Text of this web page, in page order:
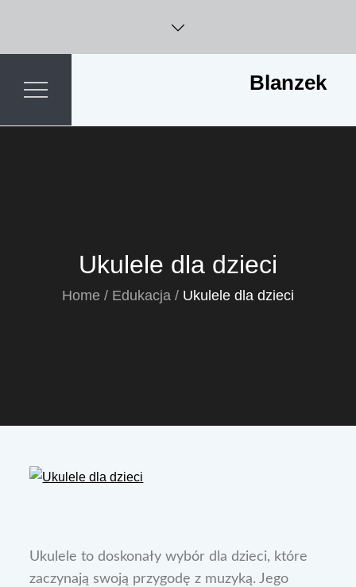
content
Blanzek
Ukulele dla dzieci
Home Edukacja Ukulele dla dzieci
Ukulele to doskonały wybór dla dzieci, które
zaczynają swoją przygodę z muzyką. Jego